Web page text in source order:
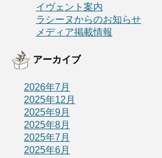
イヴェント案内
ラシーヌからのお知らせ
メディア掲載情報
アーカイブ
2026年7月
2025年12月
2025年9月
2025年8月
2025年7月
2025年6月